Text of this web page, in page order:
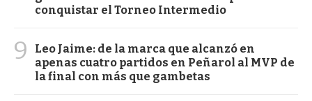
conquistar el Torneo Intermedio
9
Leo Jaime: de la marca que alcanzó en
apenas cuatro partidos en Peñarol al MVP de
la final con más que gambetas